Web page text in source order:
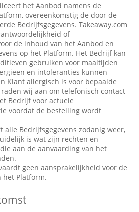
het Aanbod namens de
overeenkomstig de door de
Bedrijfsgegevens. Takeaway.com
of
de inhoud van het Aanbod en
op het Platform. Het Bedrijf kan
gebruiken voor maaltijden
en intoleranties kunnen
Klant allergisch is voor bepaalde
wij aan om telefonisch contact
Bedrijf voor actuele
voordat de bestelling wordt
alle Bedrijfsgegevens zodanig weer,
is wat zijn rechten en
aan de aanvaarding van het
geen aansprakelijkheid voor de
het Platform.